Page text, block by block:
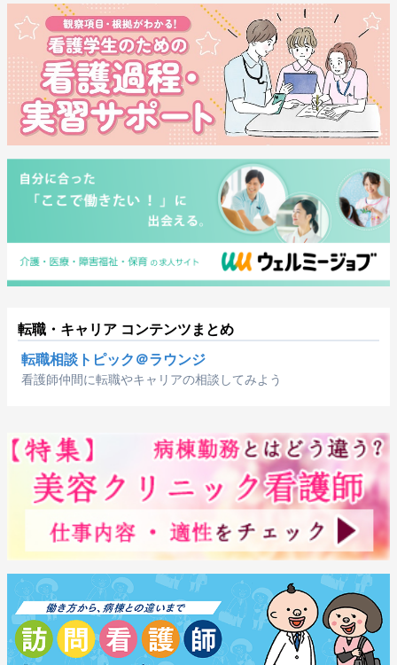
転職・キャリア コンテンツまとめ
転職相談トピック＠ラウンジ
看護師仲間に転職やキャリアの相談してみよう